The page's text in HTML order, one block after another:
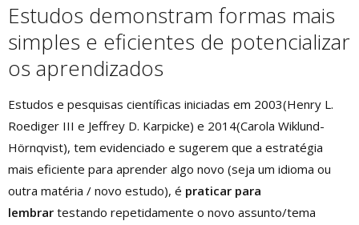
Estudos demonstram formas mais
simples e eficientes de potencializar
os aprendizados
Estudos e pesquisas científicas iniciadas em 2003(Henry L.
Roediger III e Jeffrey D. Karpicke) e 2014(Carola Wiklund-
Hörnqvist), tem evidenciado e sugerem que a estratégia
mais eficiente para aprender algo novo (seja um idioma ou
outra matéria / novo estudo), é praticar para
lembrar testando repetidamente o novo assunto/tema